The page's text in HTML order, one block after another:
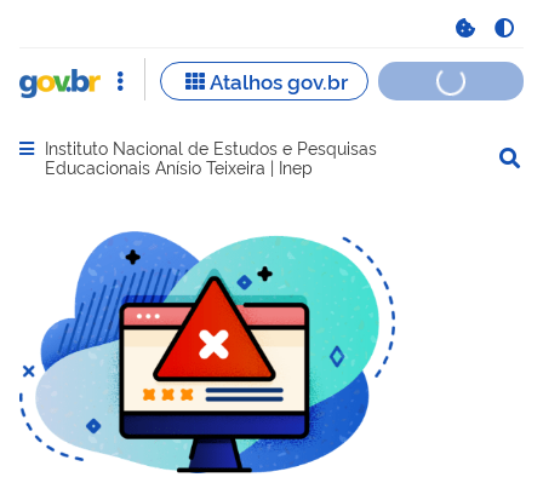
Abrir menu principal de navegação
Instituto Nacional de Estudos e Pesquisas
Educacionais Anísio Teixeira | Inep